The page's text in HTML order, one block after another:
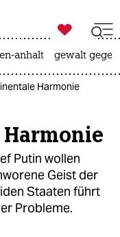

taz zahl ich
anhalt gewalt
Harmonie
Putin wollen
Geist der
Staaten führt
Probleme.